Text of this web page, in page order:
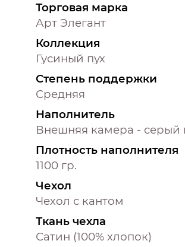
Торговая марка
Арт Элегант
Коллекция
Гусиный пух
Степень поддержки
Средняя
Наполнитель
Плотность наполнителя
1100 гр.
Чехол
Чехол с кантом
Ткань чехла
Сатин (100% хлопок)